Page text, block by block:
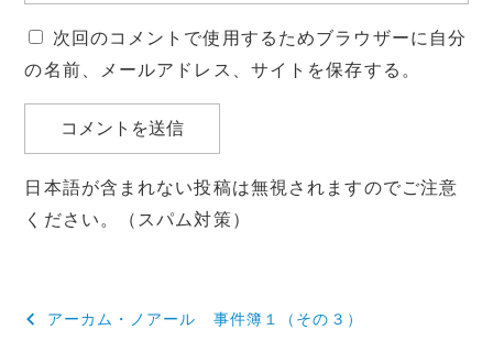
次回のコメントで使用するためブラウザーに自分
の名前、メールアドレス、サイトを保存する。
日本語が含まれない投稿は無視されますのでご注意
ください。（スパム対策）
投
アーカム・ノアール 事件簿１（その３）